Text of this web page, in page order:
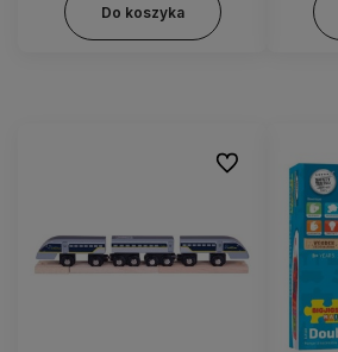
Do koszyka
Do ulubionych